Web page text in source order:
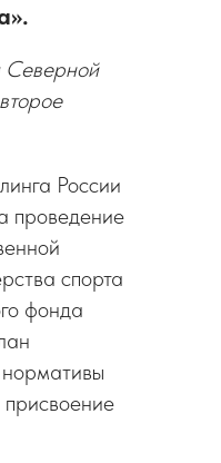
Северной
России
проведение
спорта
фонда
присвоение